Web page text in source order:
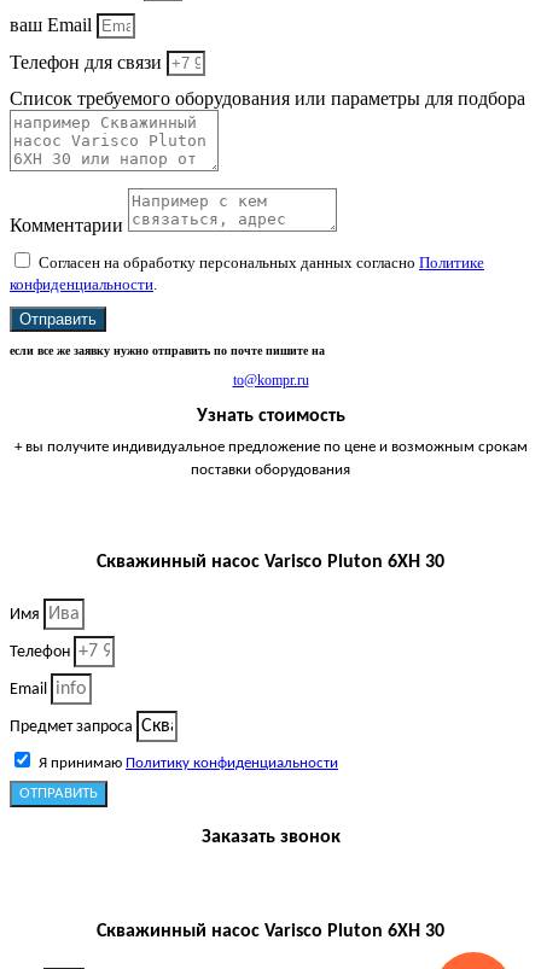
ваш Email
Телефон для связи
Список требуемого оборудования или параметры для подбора
Комментарии
Согласен на обработку персональных данных согласно Политике
конфиденциальности.
Отправить
если все же заявку нужно отправить по почте пишите на
to@kompr.ru
Узнать стоимость
+ вы получите индивидуальное предложение по цене и возможным срокам
поставки оборудования
Скважинный насос Varisco Pluton 6XH 30
Имя
Телефон
Email
Предмет запроса
Я принимаю Политику конфиденциальности
ОТПРАВИТЬ
Заказать звонок
Скважинный насос Varisco Pluton 6XH 30